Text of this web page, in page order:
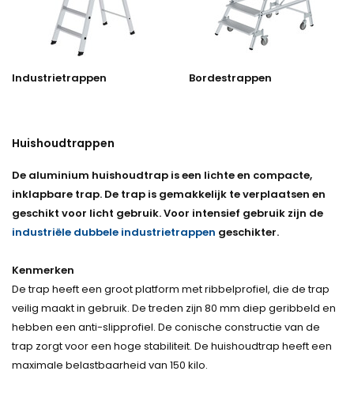
Industrietrappen Bordestrappen
Huishoudtrappen
De aluminium huishoudtrap is een lichte en compacte,
inklapbare trap. De trap is gemakkelijk te verplaatsen en
geschikt voor licht gebruik. Voor intensief gebruik zijn de
industriële dubbele industrietrappen geschikter.
Kenmerken
De trap heeft een groot platform met ribbelprofiel, die de trap
veilig maakt in gebruik. De treden zijn 80 mm diep geribbeld en
hebben een anti-slipprofiel. De conische constructie van de
trap zorgt voor een hoge stabiliteit. De huishoudtrap heeft een
maximale belastbaarheid van 150 kilo.